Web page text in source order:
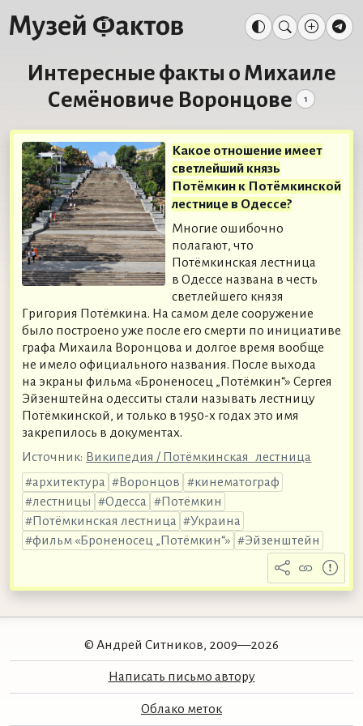
Интересные факты о Михаиле
Семёновиче Воронцове
1
Какое отношение имеет
светлейший князь
Потёмкин к Потёмкинской
лестнице в Одессе?
Многие ошибочно
полагают, что
Потёмкинская лестница
в Одессе названа в честь
светлейшего князя
Григория Потёмкина. На самом деле сооружение
было построено уже после его смерти по инициативе
графа Михаила Воронцова и долгое время вообще
не имело официального названия. После выхода
на экраны фильма «Броненосец „Потёмкин“» Сергея
Эйзенштейна одесситы стали называть лестницу
Потёмкинской, и только в 1950-х годах это имя
закрепилось в документах.
Источник: Википедия / Потёмкинская_лестница
архитектура
Воронцов
кинематограф
лестницы
Одесса
Потёмкин
Потёмкинская лестница
Украина
фильм «Броненосец „Потёмкин“»
Эйзенштейн
© Андрей Ситников, 2009—2026
Написать письмо автору
Облако меток